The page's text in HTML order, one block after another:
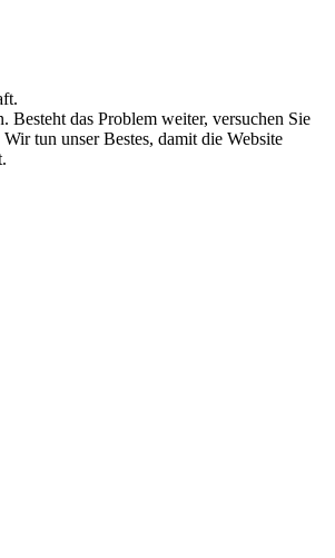
Besteht das Problem weiter, versuchen Sie
tun unser Bestes, damit die Website